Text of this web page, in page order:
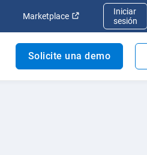
ventana
en una nueva ventana
Marketplace Abrir en unaIniciar
sesión
Solicite una demo